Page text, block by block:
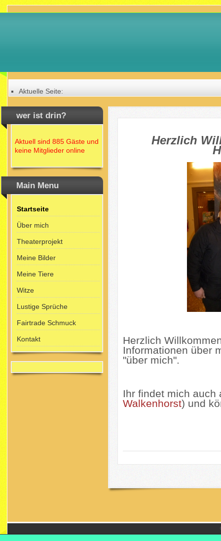
Aktuelle Seite:
wer ist drin?
Aktuell sind 885 Gäste und
keine Mitglieder online
Main Menu
Startseite
Über mich
Theaterprojekt
Meine Bilder
Meine Tiere
Witze
Lustige Sprüche
Fairtrade Schmuck
Kontakt
Herzlich
Herzlich
Informationen über
"über mich".
Ihr findet mich auch
Walkenhorst) und